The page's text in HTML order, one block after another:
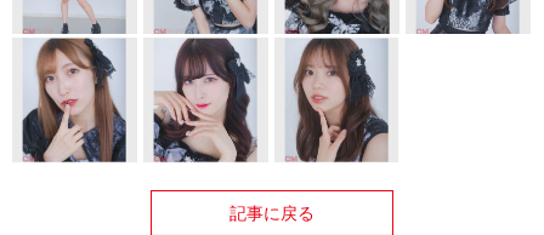
記事に戻る